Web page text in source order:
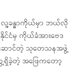
လူ့ခန္ဓာကိုယ်မှာ ဘယ်လို
င်ငံမှ ကိုယ်ခံအားဗေဒ
းဆောင်တဲ့ သုတေသနအဖွဲ့
ရှိခဲ့တဲ့ အဖြေကတော့